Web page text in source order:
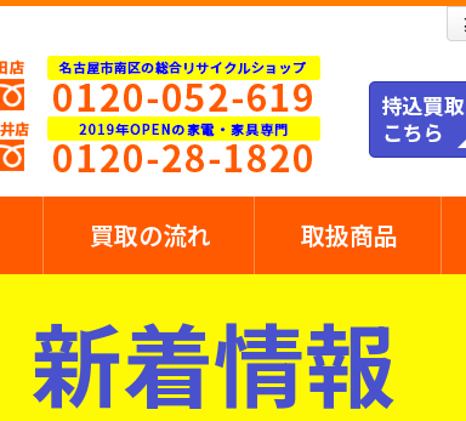
買取の流れ 取扱商品
新着情報